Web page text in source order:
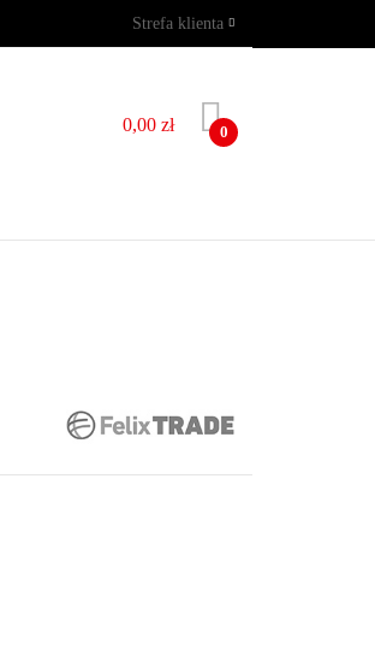
Strefa klienta
Zarejestruj się
Dodaj zgłoszenie
0,00 zł 0